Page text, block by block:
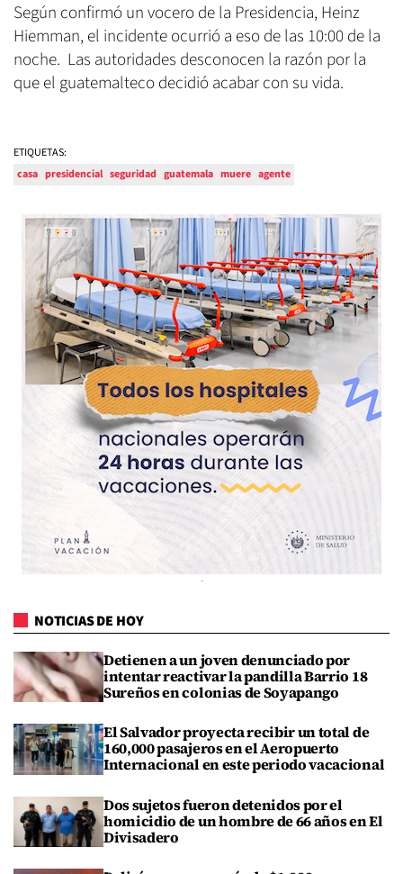
Según confirmó un vocero de la Presidencia, Heinz
Hiemman, el incidente ocurrió a eso de las 10:00 de la
noche. Las autoridades desconocen la razón por la
que el guatemalteco decidió acabar con su vida.
ETIQUETAS:
casa presidencial seguridad guatemala muere agente
NOTICIAS DE HOY
Detienen a un joven denunciado por
intentar reactivar la pandilla Barrio 18
Sureños en colonias de Soyapango
El Salvador proyecta recibir un total de
160,000 pasajeros en el Aeropuerto
Internacional en este periodo vacacional
Dos sujetos fueron detenidos por el
homicidio de un hombre de 66 años en El
Divisadero